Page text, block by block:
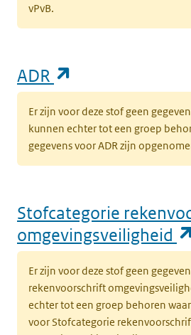
vPvB.
ADR
Er zijn voor deze stof geen
kunnen echter tot een groep
gegevens voor ADR zijn
Stofcategorie
omgevingsveiligheid
Er zijn voor deze stof geen
rekenvoorschrift
echter tot een groep behoren
voor Stofcategorie